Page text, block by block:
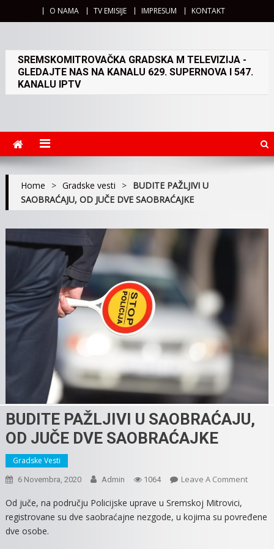
O NAMA TV EMISIJE IMPRESUM KONTAKT
SREMSKOMITROVAČKA GRADSKA M TELEVIZIJA -
GLEDAJTE NAS NA KANALU 629. SUPERNOVA I 547.
KANALU IPTV
Home > Gradske vesti > BUDITE PAŽLJIVI U
SAOBRAĆAJU, OD JUČE DVE SAOBRAĆAJKE
BUDITE PAŽLJIVI U SAOBRAĆAJU,
OD JUČE DVE SAOBRAĆAJKE
Gradske Vesti
6 Novembra, 2020 Admin 1064 Leave A CommentOn
U
Od juče, na području Policijske uprave u Sremskoj Mitrovici,
registrovane su dve saobraćajne nezgode, u kojima su povređene
dve osobe.